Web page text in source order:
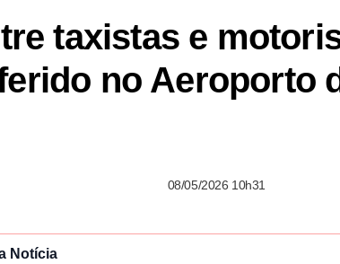
taxistas e
no Aeroporto
08/05/2026 10h31
Notícia